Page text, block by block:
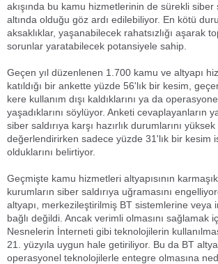
akışında bu kamu hizmetlerinin de sürekli siber
altında olduğu göz ardı edilebiliyor. En kötü
aksaklıklar, yaşanabilecek rahatsızlığı aşarak
sorunlar yaratabilecek potansiyele sahip.
Geçen yıl düzenlenen 1.700 kamu ve altyapı
katıldığı bir ankette yüzde 56'lık bir kesim,
kere kullanım dışı kaldıklarını ya da
yaşadıklarını söylüyor. Anketi cevaplayanların
siber saldırıya karşı hazırlık durumlarını
değerlendirirken sadece yüzde 31'lık bir kesim
olduklarını belirtiyor.
Geçmişte kamu hizmetleri altyapısının karmaşık
kurumların siber saldırıya uğramasını
altyapı, merkezileştirilmiş BT sistemlerine veya
bağlı değildi. Ancak verimli olmasını sağlamak
Nesnelerin İnterneti gibi teknolojilerin
21. yüzyıla uygun hale getiriliyor. Bu da BT
operasyonel teknolojilerle entegre olmasına